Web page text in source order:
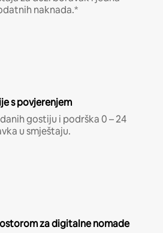
naknada.*
s povjerenjem
gostiju i podrška 0 – 24
u smještaju.
za digitalne nomade